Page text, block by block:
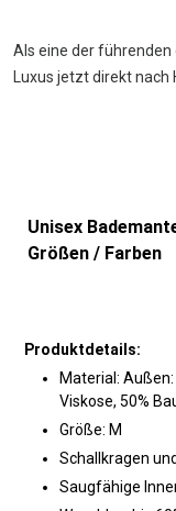
Als eine der
Luxus jetzt direkt nach
Unisex
Größen / Farben
Produktdetails:
Material:
Viskose, 50%
Größe: M
Schallkragen
Saugfähige